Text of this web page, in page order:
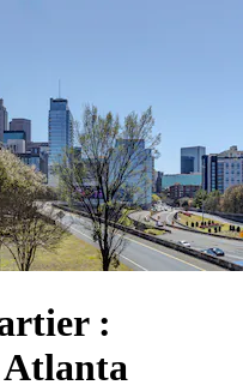
:
Atlanta